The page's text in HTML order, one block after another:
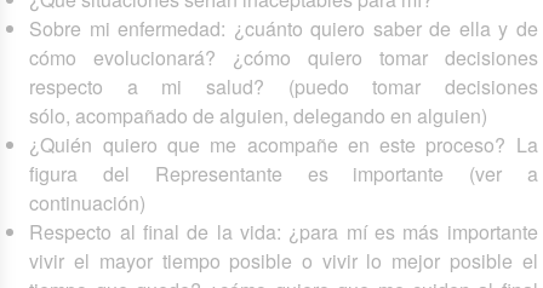
Sobre mi enfermedad: ¿cuánto quiero saber de ella y de
cómo evolucionará? ¿cómo quiero tomar decisiones
respecto a mi salud? (puedo tomar decisiones
sólo, acompañado de alguien, delegando en alguien)
¿Quién quiero que me acompañe en este proceso? La
figura del Representante es importante (ver a
continuación)
Respecto al final de la vida: ¿para mí es más importante
vivir el mayor tiempo posible o vivir lo mejor posible el